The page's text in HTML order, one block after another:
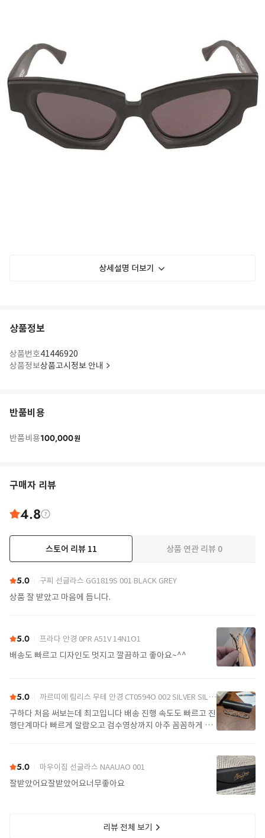
상세설명 더보기
상품정보
상품번호41446920
상품정보상품고시정보 안내
반품비용
반품비용100,000원
구매자 리뷰
4.8
스토어 리뷰 11 상품 연관 리뷰 0
5.0 구찌 선글라스 GG1819S 001 BLACK GREY
상품 잘 받았고 마음에 듭니다.
5.0 프라다 안경 0PR A51V 14N1O1
배송도 빠르고 디자인도 멋지고 깔끔하고 좋아요~^^
5.0 까르띠에 림리스 무테 안경 CT0594O 002 SILVER SILVER TRANSPARENT
구하다 처음 써보는데 최고입니다 배송 진행 속도도 빠르고 진
행단계마다 빠르게 알람오고 검수영상까지 아주 꼼꼼하게 찍
5.0 마우이짐 선글라스 NAAUAO 001
잘받았어요잘받았어요너무좋아요
리뷰 전체 보기